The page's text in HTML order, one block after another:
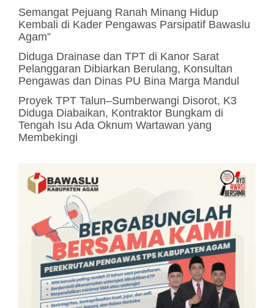
Semangat Pejuang Ranah Minang Hidup
Kembali di Kader Pengawas Parsipatif Bawaslu
Agam”
Diduga Drainase dan TPT di Kanor Sarat
Pelanggaran Dibiarkan Berulang, Konsultan
Pengawas dan Dinas PU Bina Marga Mandul
Proyek TPT Talun–Sumberwangi Disorot, K3
Diduga Diabaikan, Kontraktor Bungkam di
Tengah Isu Ada Oknum Wartawan yang
Membekingi